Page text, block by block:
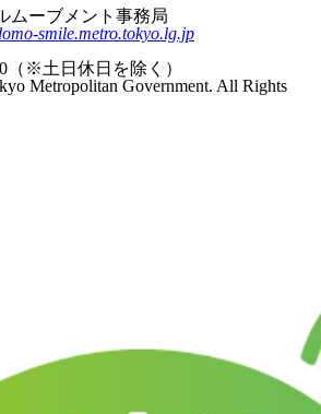
ムーブメント事務局
smile.metro.tokyo.lg.jp
（※土日休日を除く）
Metropolitan Government. All Rights